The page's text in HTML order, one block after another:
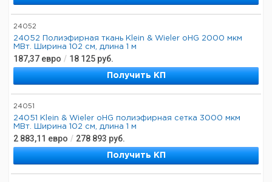
24052
24052 Полиэфирная ткань Klein & Wieler oHG 2000 мкм
МВт. Ширина 102 см, длина 1 м
187,37 евро / 18 125 руб.
Получить КП
24051
24051 Klein & Wieler oHG полиэфирная сетка 3000 мкм
МВт. Ширина 102 см, длина 1 м
2 883,11 евро / 278 893 руб.
Получить КП